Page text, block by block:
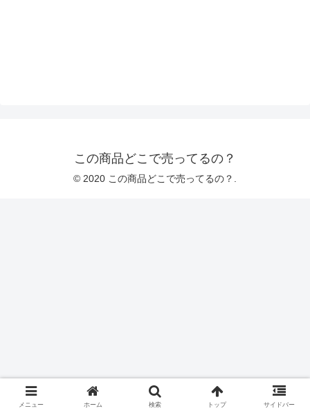
この商品どこで売ってるの？
© 2020 この商品どこで売ってるの？.
メニュー ホーム 検索 トップ サイドバー